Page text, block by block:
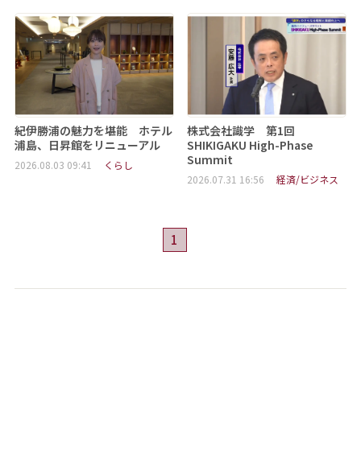
紀伊勝浦の魅力を堪能 ホテル
浦島、日昇館をリニューアル
2026.08.03 09:41 くらし
株式会社識学 第1回
SHIKIGAKU High-Phase
Summit
2026.07.31 16:56 経済/ビジネス
1